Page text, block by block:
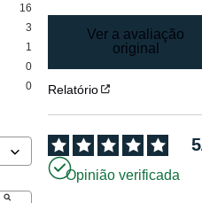
16
3
1
0
0
Ver a avaliação
original
Relatório
5
Opinião verificada